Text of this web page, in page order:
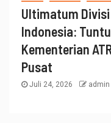
Ultimatum
Indonesia:
Kementerian
Pusat
Juli 24, 2026 admin